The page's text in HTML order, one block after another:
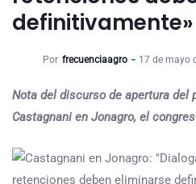
definitivamente»
Por frecuenciaagro 17 de mayo
Nota del discurso de apertura del
Castagnani en Jonagro, el